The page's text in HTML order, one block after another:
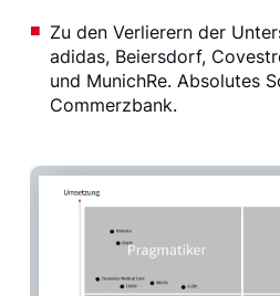
Zu den Verlierern der
adidas, Beiersdorf,
und MunichRe. Absolutes
Commerzbank.